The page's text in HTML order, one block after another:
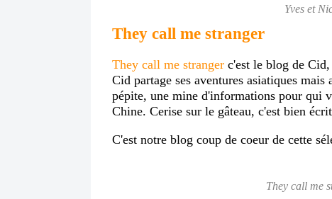
Yves et
They call me stranger
They call me stranger c'est le blog de
Cid partage ses aventures asiatiques
pépite, une mine d'informations pour qui
Chine. Cerise sur le gâteau, c'est bien
C'est notre blog coup de coeur de cette
They call me